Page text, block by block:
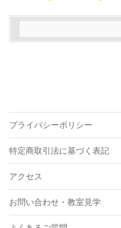
プライバシーポリシー
特定商取引法に基づく表記
アクセス
お問い合わせ・教室見学